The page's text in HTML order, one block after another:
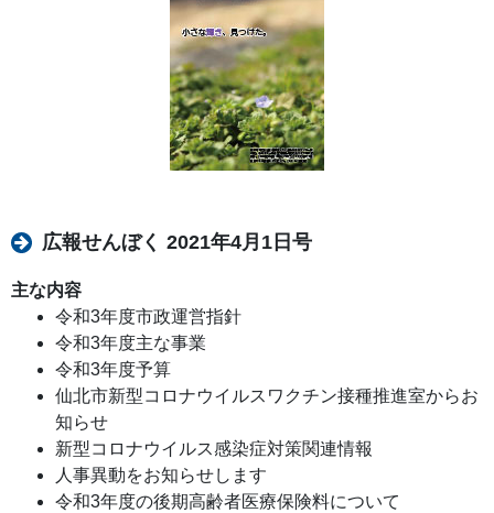
広報せんぼく 2021年4月1日号
主な内容
令和3年度市政運営指針
令和3年度主な事業
令和3年度予算
仙北市新型コロナウイルスワクチン接種推進室からお
知らせ
新型コロナウイルス感染症対策関連情報
人事異動をお知らせします
令和3年度の後期高齢者医療保険料について